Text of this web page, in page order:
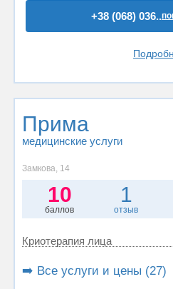
+38 (068) 036..
Прима
медицинские услуги
Замкова, 14
10
баллов
1
отзыв
Криотерапия лица
➡️ Все услуги и цены (27)